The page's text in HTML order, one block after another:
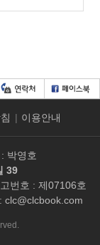
| 이용안내
박영호
39
번호 : 제07106호
clc@clcbook.com